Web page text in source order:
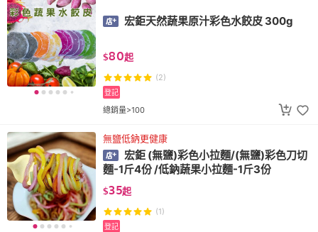
宏鉅天然蔬果原汁彩色水餃皮 300g
$80起
(2)
總銷量>100
登記
無鹽低鈉更健康
宏鉅 (無鹽)彩色小拉麵/(無鹽)彩色刀切
麵-1斤4份 /低鈉蔬果小拉麵-1斤3份
$35起
(1)
登記